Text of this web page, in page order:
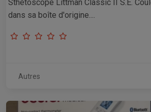
Sthétoscope Littman Classic II S.E.
dans sa boîte d'origine....
Autres